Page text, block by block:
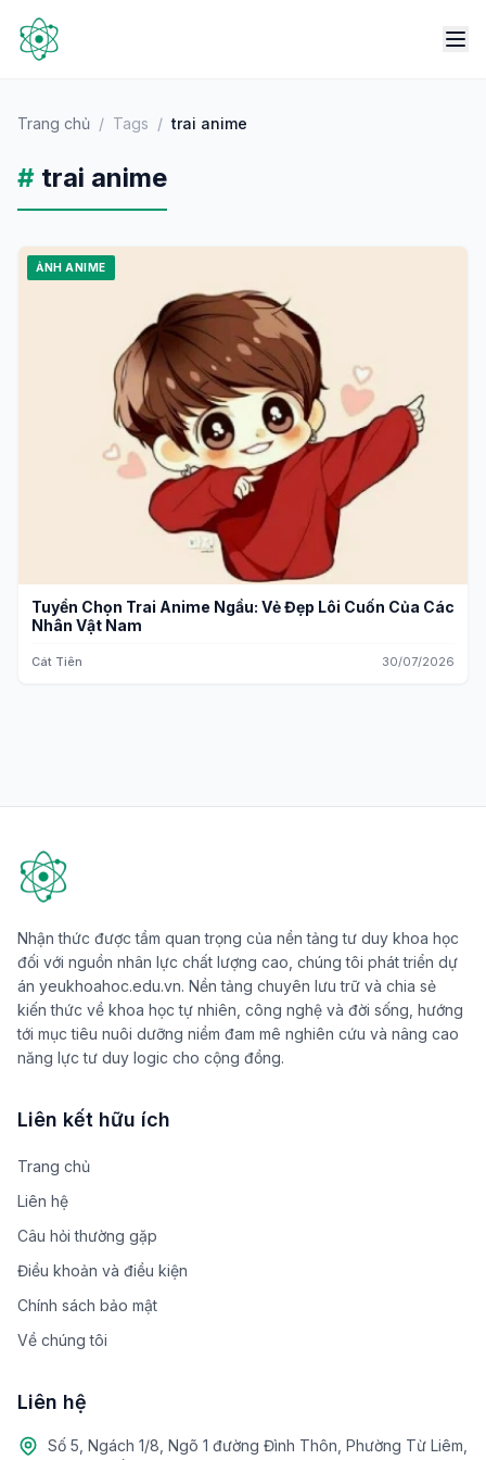
Trang chủ / Tags / trai anime
# trai anime
ẢNH ANIME
Tuyển Chọn Trai Anime Ngầu: Vẻ Đẹp Lôi Cuốn Của Các
Nhân Vật Nam
Cát Tiên 30/07/2026
Nhận thức được tầm quan trọng của nền tảng tư duy khoa học
đối với nguồn nhân lực chất lượng cao, chúng tôi phát triển dự
án yeukhoahoc.edu.vn. Nền tảng chuyên lưu trữ và chia sẻ
kiến thức về khoa học tự nhiên, công nghệ và đời sống, hướng
tới mục tiêu nuôi dưỡng niềm đam mê nghiên cứu và nâng cao
năng lực tư duy logic cho cộng đồng.
Liên kết hữu ích
Trang chủ
Liên hệ
Câu hỏi thường gặp
Điều khoản và điều kiện
Chính sách bảo mật
Về chúng tôi
Liên hệ
Số 5, Ngách 1/8, Ngõ 1 đường Đình Thôn, Phường Từ Liêm,